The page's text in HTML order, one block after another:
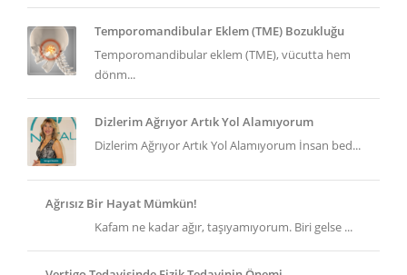
Temporomandibular Eklem (TME) Bozukluğu
Temporomandibular eklem (TME), vücutta hem
dönm...
Dizlerim Ağrıyor Artık Yol Alamıyorum
Dizlerim Ağrıyor Artık Yol Alamıyorum İnsan bed...
Ağrısız Bir Hayat Mümkün!
Kafam ne kadar ağır, taşıyamıyorum. Biri gelse ...